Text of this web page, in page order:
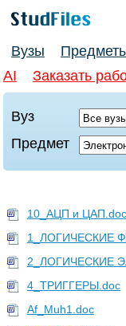
Вузы
AI
Заказать
Вуз
Предмет
10_АЦП и ЦАП.doc
1_ЛОГИЧЕСКИЕ
2_ЛОГИЧЕСКИЕ
4_ТРИГГЕРЫ.doc
Af_Muh1.doc